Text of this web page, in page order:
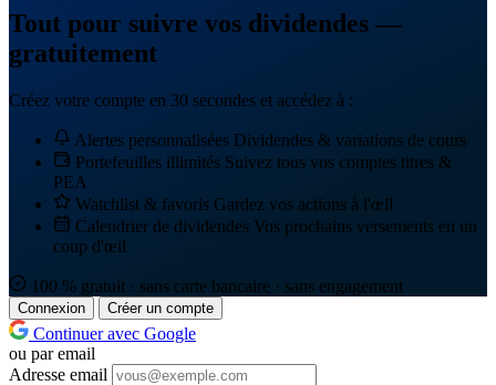
Tout pour suivre vos dividendes —
gratuitement
Créez votre compte en 30 secondes et accédez à :
Alertes personnalisées Dividendes & variations de cours
Portefeuilles illimités Suivez tous vos comptes titres &
PEA
Watchlist & favoris Gardez vos actions à l'œil
Calendrier de dividendes Vos prochains versements en un
coup d'œil
100 % gratuit · sans carte bancaire · sans engagement
Connexion Créer un compte
Continuer avec Google
ou par email
Adresse email